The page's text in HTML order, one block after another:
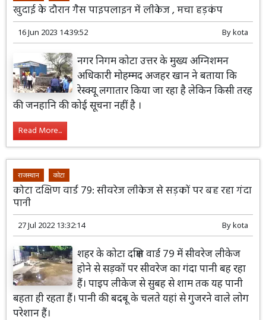
खुदाई के दौरान गैस पाइपलाइन में लीकेज , मचा हड़कंप
16 Jun 2023 14:39:52 Bykota
नगर निगम कोटा उत्तर के मुख्य अग्निशमन
अधिकारी मोहम्मद अजहर खान ने बताया कि
रेस्क्यू लगातार किया जा रहा है लेकिन किसी तरह
की जनहानि की कोई सूचना नहीं है ।
Read More...
राजस्थान कोटा
कोटा दक्षिण वार्ड 79: सीवरेज लीकेज से सड़कों पर बह रहा गंदा
पानी
27 Jul 2022 13:32:14 Bykota
शहर के कोटा दक्षिण वार्ड 79 में सीवरेज लीकेज
होने से सड़कों पर सीवरेज का गंदा पानी बह रहा
हैं। पाइप लीकेज से सुबह से शाम तक यह पानी
बहता ही रहता हैं। पानी की बदबू के चलते यहां से गुजरने वाले लोग
परेशान हैं।